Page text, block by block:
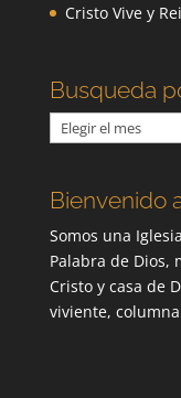
Cristo Vive y
Busqueda
Busqueda
por
Bienvenido
Somos una
Palabra de Dios,
Cristo y casa de
viviente,